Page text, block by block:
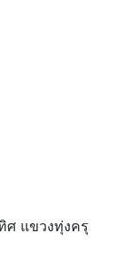
ศ แขวงทุ่งครุ